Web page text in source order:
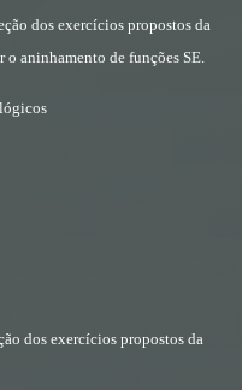
dos exercícios propostos da
o aninhamento de funções SE.
dos exercícios propostos da